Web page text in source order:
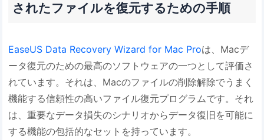
されたファイルを復元するための手順
EaseUS Data Recovery Wizard for Mac Proは、Macデ
ータ復元のための最高のソフトウェアの一つとして評価さ
れています。それは、Macのファイルの削除解除でうまく
機能する信頼性の高いファイル復元プログラムです。それ
は、重要なデータ損失のシナリオからデータ復旧を可能に
する機能の包括的なセットを持っています。